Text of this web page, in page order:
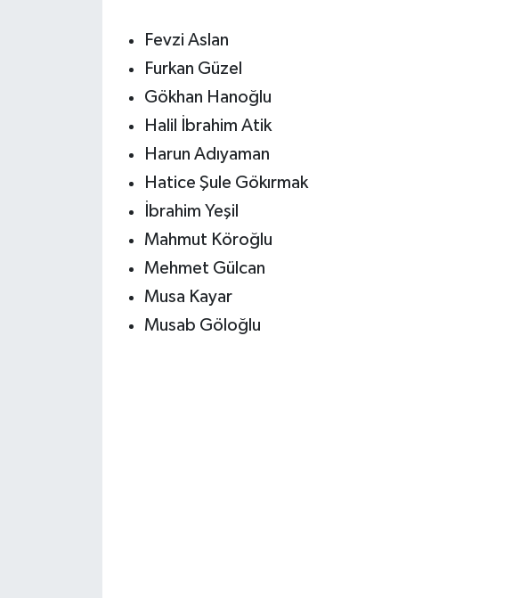
Fevzi Aslan
Furkan Güzel
Gökhan Hanoğlu
Halil İbrahim Atik
Harun Adıyaman
Hatice Şule Gökırmak
İbrahim Yeşil
Mahmut Köroğlu
Mehmet Gülcan
Musa Kayar
Musab Göloğlu